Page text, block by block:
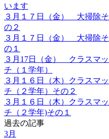
います
３月１７日（金） 大掃除そ
の２
３月１７日（金） 大掃除そ
の１
３月17日（金） クラスマッ
チ（１学年）
３月１６日（木）クラスマッ
チ（２学年）その２
３月１６日（木）クラスマッ
チ（２学年)その１
過去の記事
3月